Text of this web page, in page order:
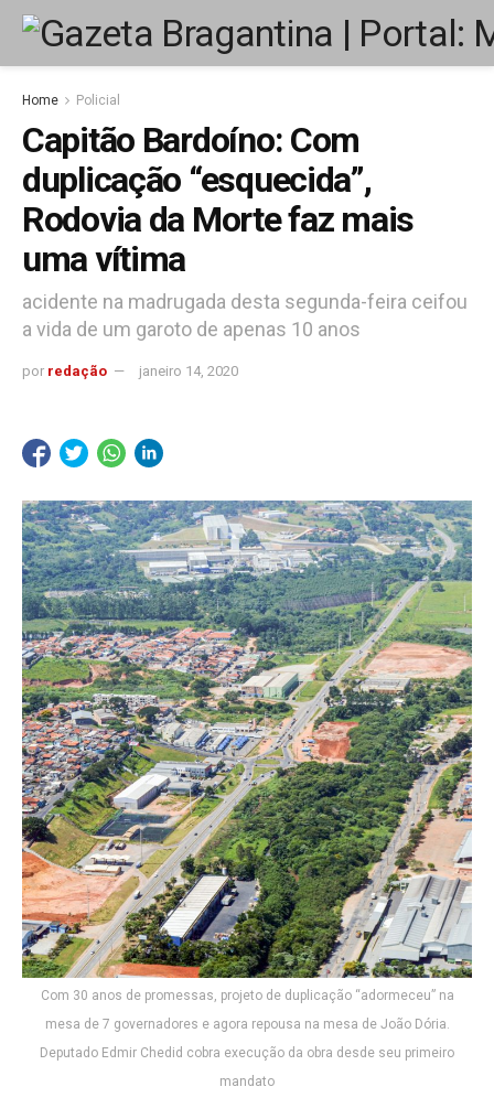
Home Policial
Capitão Bardoíno: Com
duplicação “esquecida”,
Rodovia da Morte faz mais
uma vítima
acidente na madrugada desta segunda-feira ceifou
a vida de um garoto de apenas 10 anos
por redação janeiro 14, 2020
Com 30 anos de promessas, projeto de duplicação “adormeceu” na
mesa de 7 governadores e agora repousa na mesa de João Dória.
Deputado Edmir Chedid cobra execução da obra desde seu primeiro
mandato